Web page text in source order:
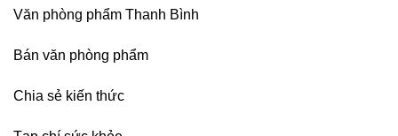
tại
TP
Văn phòng phẩm Thanh Bình
Bán văn phòng phẩm
Chia sẻ kiến thức